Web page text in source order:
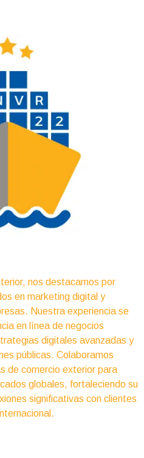
nos destacamos por
en marketing digital y
Nuestra experiencia se
en línea de negocios
digitales avanzadas y
públicas. Colaboramos
de comercio exterior para
globales, fortaleciendo su
significativas con clientes